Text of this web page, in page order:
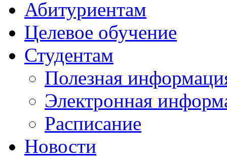
Абитуриентам
Целевое обучение
Студентам
Полезная
Электронная
Расписание
Новости